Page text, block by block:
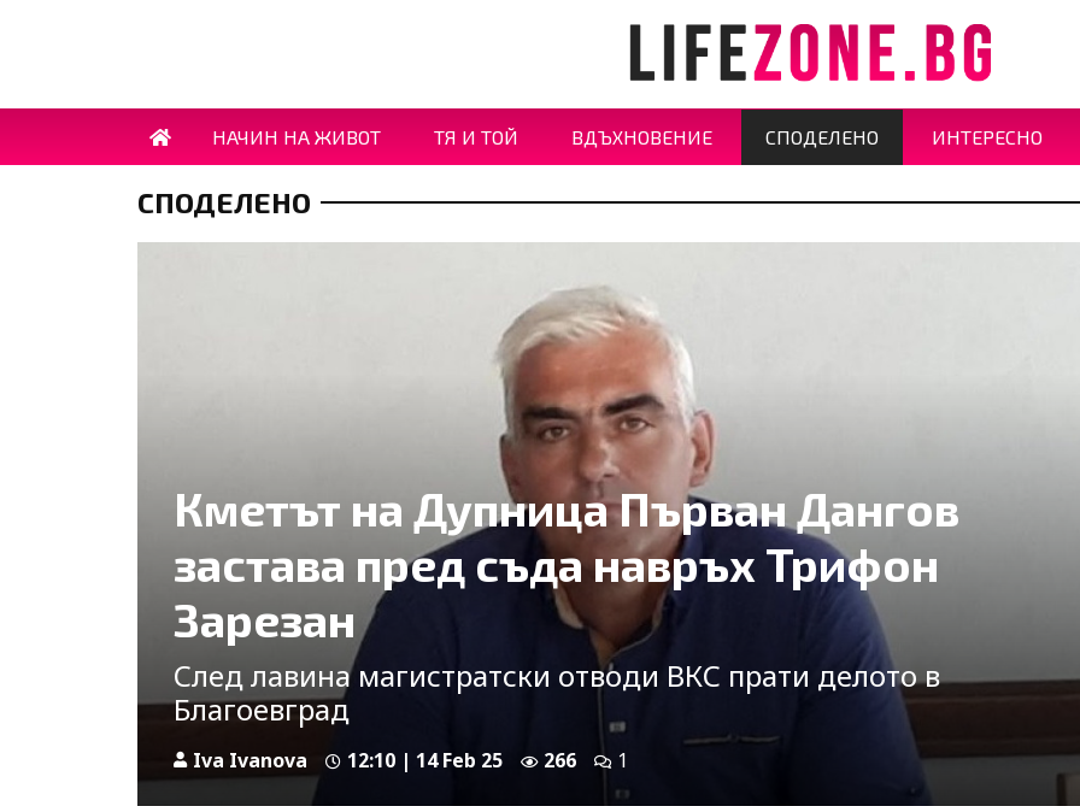
НАЧИН НА ЖИВОТ ТЯ И ТОЙ ВДЪХНОВЕНИЕ СПОДЕЛЕНО ИНТЕРЕСНО
СПОДЕЛЕНО
Кметът на Дупница Първан Дангов
застава пред съда навръх Трифон
Зарезан
След лавина магистратски отводи ВКС прати делото в
Благоевград
Iva Ivanova 12:10 | 14 Feb 25 266 1